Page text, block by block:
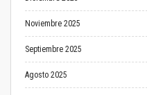
Noviembre 2025
Septiembre 2025
Agosto 2025